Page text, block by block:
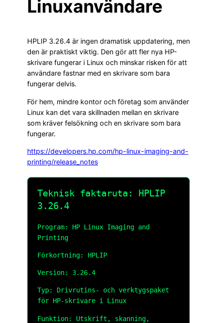
Linuxanvändare
HPLIP 3.26.4 är ingen dramatisk uppdatering, men
den är praktiskt viktig. Den gör att fler nya HP-
skrivare fungerar i Linux och minskar risken för att
användare fastnar med en skrivare som bara
fungerar delvis.
För hem, mindre kontor och företag som använder
Linux kan det vara skillnaden mellan en skrivare
som kräver felsökning och en skrivare som bara
fungerar.
https://developers.hp.com/hp-linux-imaging-and-
printing/release_notes
Teknisk faktaruta: HPLIP
3.26.4
Program: HP Linux Imaging and
Printing
Förkortning: HPLIP
Version: 3.26.4
Typ: Drivrutins- och verktygspaket
för HP-skrivare i Linux
Funktion: Utskrift, skanning,